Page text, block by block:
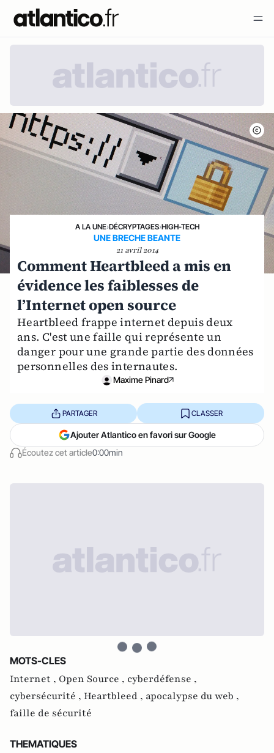
A LA UNE›DÉCRYPTAGES›HIGH-TECH
UNE BRECHE BEANTE
21 avril 2014
Comment Heartbleed a mis en
évidence les faiblesses de
l’Internet open source
Heartbleed frappe internet depuis deux
ans. C'est une faille qui représente un
danger pour une grande partie des données
personnelles des internautes.
Maxime Pinard
Écoutez cet article0:00min
PARTAGER CLASSER
Ajouter Atlantico en favori sur Google
MOTS-CLES
Internet , Open Source , cyberdéfense ,
cybersécurité , Heartbleed , apocalypse du web ,
faille de sécurité
THEMATIQUES